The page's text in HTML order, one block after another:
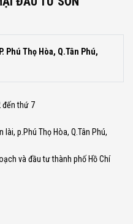
Phú Thọ Hòa, Q.Tân Phú,
đến thứ 7
lài, p.Phú Thọ Hòa, Q.Tân Phú,
và đầu tư thành phố Hồ Chí